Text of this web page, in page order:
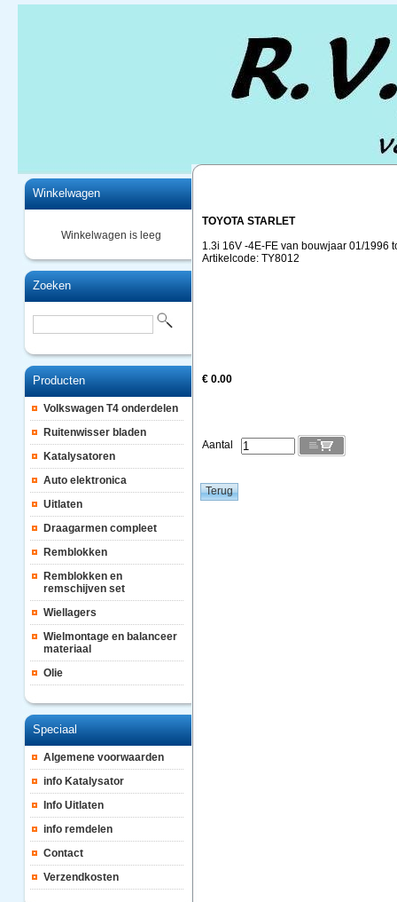
Winkelwagen
Winkelwagen is leeg
Zoeken
Producten
Volkswagen T4 onderdelen
Ruitenwisser bladen
Katalysatoren
Auto elektronica
Uitlaten
Draagarmen compleet
Remblokken
Remblokken en
remschijven set
Wiellagers
Wielmontage en balanceer
materiaal
Olie
Speciaal
Algemene voorwaarden
info Katalysator
Info Uitlaten
info remdelen
Contact
Verzendkosten
TOYOTA STARLET
1.3i 16V -4E-FE van bouwjaar 01/1996
Artikelcode: TY8012
€ 0.00
Aantal